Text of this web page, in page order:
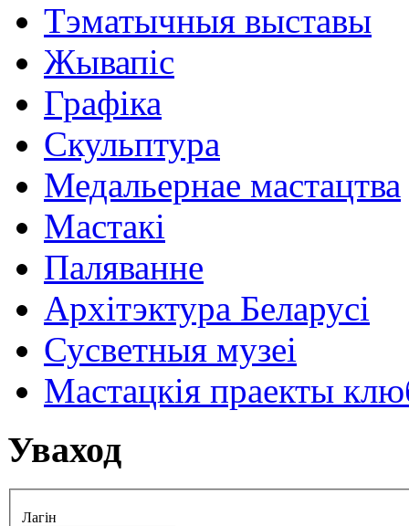
Тэматычныя выставы
Жывапіс
Графіка
Скульптура
Медальернае мастацтва
Мастакі
Паляванне
Архітэктура Беларусі
Сусветныя музеі
Мастацкія праекты
Уваход
Лагін